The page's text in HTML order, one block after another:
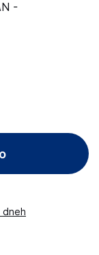
-
dneh